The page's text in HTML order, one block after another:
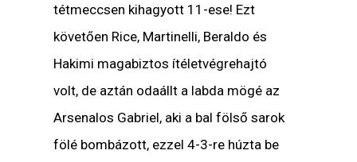
tétmeccsen kihagyott 11-ese! Ezt
követően Rice, Martinelli, Beraldo és
Hakimi magabiztos ítéletvégrehajtó
volt, de aztán odaállt a labda mögé az
Arsenalos Gabriel, aki a bal fölső sarok
fölé bombázott, ezzel 4-3-re húzta be